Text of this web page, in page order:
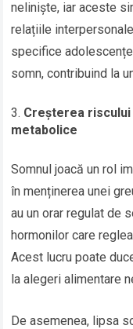
neliniște, iar aceste
relațiile
specifice
somn, contribuind la
Creșterea
metabolice
Somnul joacă un rol
în menținerea unei
au un orar regulat de
hormonilor care
Acest lucru poate
la alegeri alimentare
De asemenea, lipsa